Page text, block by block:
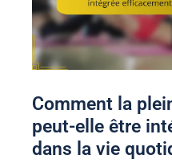
Comment la
peut-elle être
dans la vie